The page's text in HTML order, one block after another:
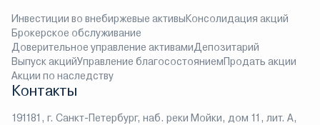
Инвестиции во внебиржевые активыКонсолидация акций
Брокерское обслуживание
Доверительное управление активамиДепозитарий
Выпуск акцийУправление благосостояниемПродать акции
Акции по наследству
Контакты
191181, г. Санкт-Петербург, наб. реки Мойки, дом 11, лит. А,